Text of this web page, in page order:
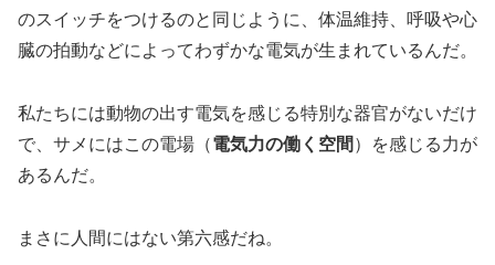
のスイッチをつけるのと同じように、体温維持、呼吸や心
臓の拍動などによってわずかな電気が生まれているんだ。
私たちには動物の出す電気を感じる特別な器官がないだけ
で、サメにはこの電場（電気力の働く空間 ）を感じる力が
あるんだ。
まさに人間にはない第六感だね。